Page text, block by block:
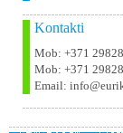
Kontakti
Mob: +371
Mob: +371
Email: